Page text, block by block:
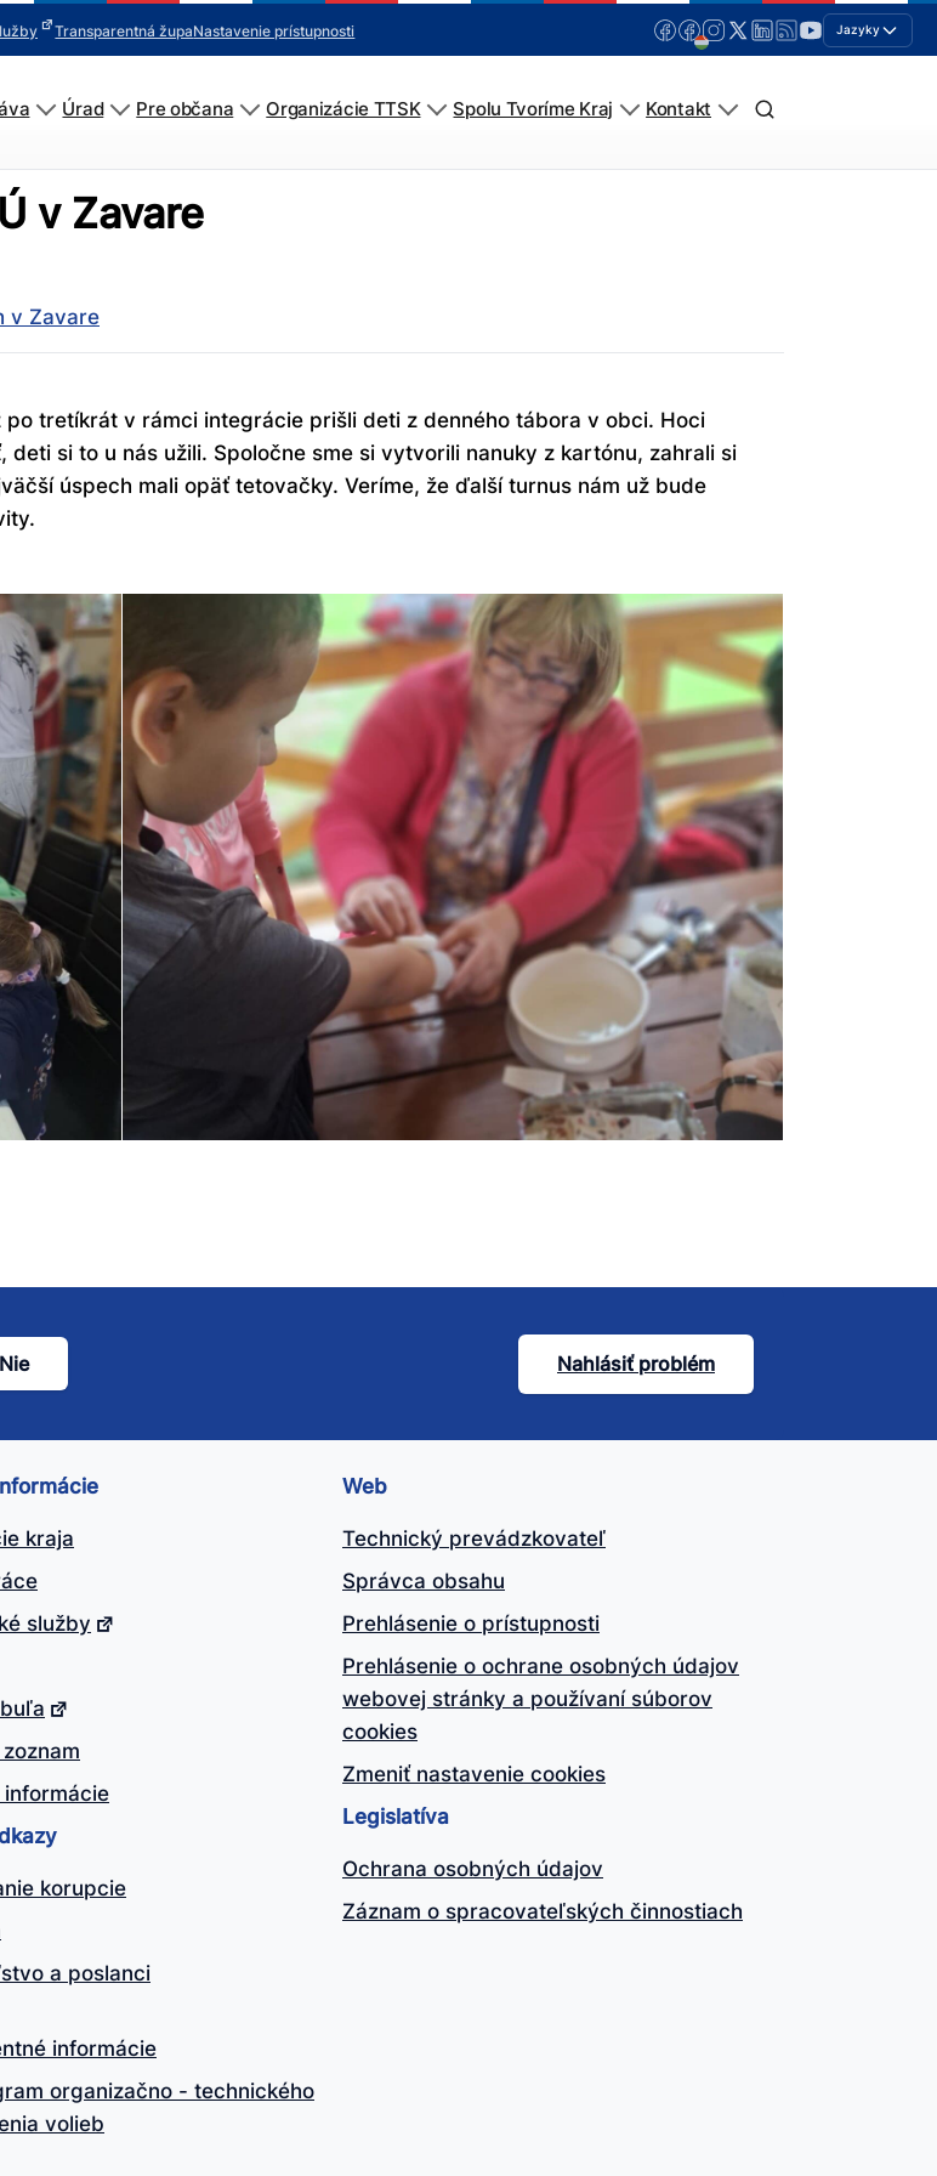
Transparentná župaNastavenie prístupnosti Jazyky
Úrad Pre občana Organizácie TTSK Spolu Tvoríme Kraj Kontakt
v Zavare
v Zavare
tretíkrát v rámci integrácie prišli deti z denného tábora v obci. Hoci
si to u nás užili. Spoločne sme si vytvorili nanuky z kartónu, zahrali si
úspech mali opäť tetovačky. Veríme, že ďalší turnus nám už bude
Nie Nahlásiť problém
kraja
služby
informácie
korupcie
a poslanci
informácie
organizačno - technického
volieb
Web
Technický prevádzkovateľ
Správca obsahu
Prehlásenie o prístupnosti
Prehlásenie o ochrane osobných údajov
webovej stránky a používaní súborov
cookies
Zmeniť nastavenie cookies
Legislatíva
Ochrana osobných údajov
Záznam o spracovateľských činnostiach